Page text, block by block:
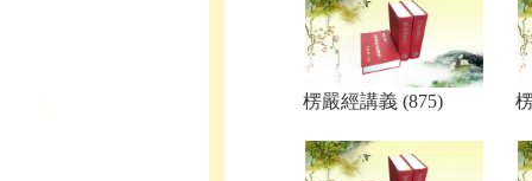
楞嚴經講義 (875)